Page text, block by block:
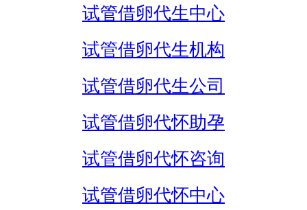
试管借卵代生中心
试管借卵代生机构
试管借卵代生公司
试管借卵代怀助孕
试管借卵代怀咨询
试管借卵代怀中心